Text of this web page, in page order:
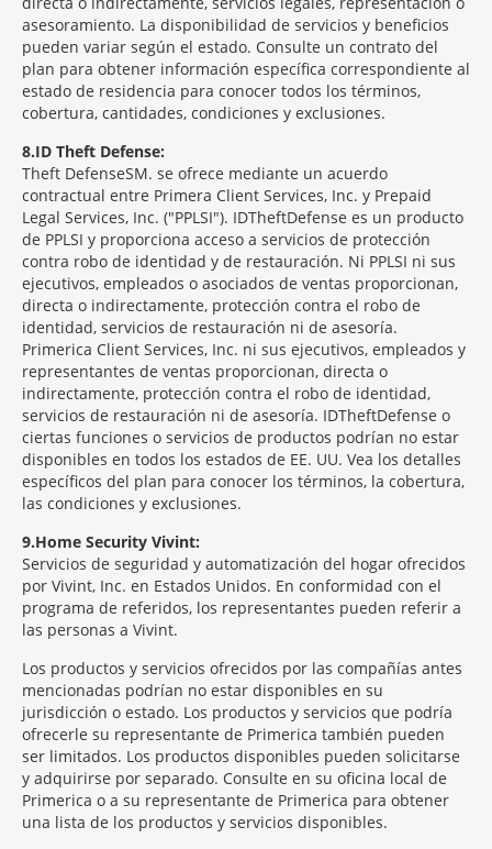
asesoramiento. La disponibilidad de servicios y beneficios
pueden variar según el estado. Consulte un contrato del
plan para obtener información específica correspondiente al
estado de residencia para conocer todos los términos,
cobertura, cantidades, condiciones y exclusiones.
8 ID Theft Defense:
Theft DefenseSM se ofrece mediante un acuerdo
contractual entre Primera Client Services, Inc. y Prepaid
Legal Services, Inc. ("PPLSI"). IDTheftDefense es un producto
de PPLSI y proporciona acceso a servicios de protección
contra robo de identidad y de restauración. Ni PPLSI ni sus
ejecutivos, empleados o asociados de ventas proporcionan,
directa o indirectamente, protección contra el robo de
identidad, servicios de restauración ni de asesoría.
Primerica Client Services, Inc. ni sus ejecutivos, empleados y
representantes de ventas proporcionan, directa o
indirectamente, protección contra el robo de identidad,
servicios de restauración ni de asesoría. IDTheftDefense o
ciertas funciones o servicios de productos podrían no estar
disponibles en todos los estados de EE. UU. Vea los detalles
específicos del plan para conocer los términos, la cobertura,
las condiciones y exclusiones.
9 Home Security Vivint:
Servicios de seguridad y automatización del hogar ofrecidos
por Vivint, Inc. en Estados Unidos. En conformidad con el
programa de referidos, los representantes pueden referir a
las personas a Vivint.
Los productos y servicios ofrecidos por las compañías antes
mencionadas podrían no estar disponibles en su
jurisdicción o estado. Los productos y servicios que podría
ofrecerle su representante de Primerica también pueden
ser limitados. Los productos disponibles pueden solicitarse
y adquirirse por separado. Consulte en su oficina local de
Primerica o a su representante de Primerica para obtener
una lista de los productos y servicios disponibles.